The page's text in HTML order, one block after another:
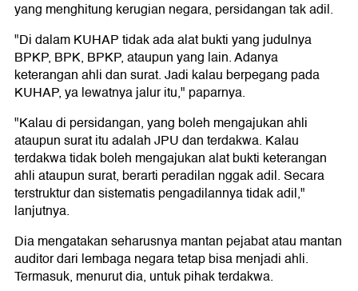
yang menghitung kerugian negara, persidangan tak adil.
"Di dalam KUHAP tidak ada alat bukti yang judulnya
BPKP, BPK, BPKP, ataupun yang lain. Adanya
keterangan ahli dan surat. Jadi kalau berpegang pada
KUHAP, ya lewatnya jalur itu," paparnya.
"Kalau di persidangan, yang boleh mengajukan ahli
ataupun surat itu adalah JPU dan terdakwa. Kalau
terdakwa tidak boleh mengajukan alat bukti keterangan
ahli ataupun surat, berarti peradilan nggak adil. Secara
terstruktur dan sistematis pengadilannya tidak adil,"
lanjutnya.
Dia mengatakan seharusnya mantan pejabat atau mantan
auditor dari lembaga negara tetap bisa menjadi ahli.
Termasuk, menurut dia, untuk pihak terdakwa.